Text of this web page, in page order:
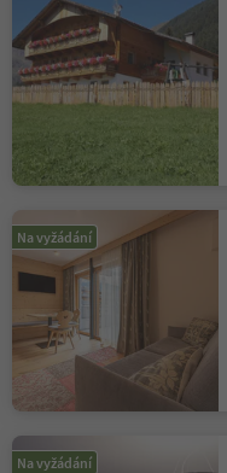
Na vyžádání
Na vyžádání